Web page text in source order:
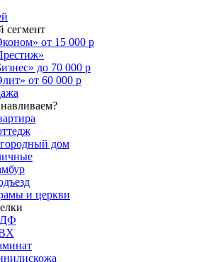
сегмент
от 15 000 р
до 70 000 р
от 60 000 р
дом
и церкви